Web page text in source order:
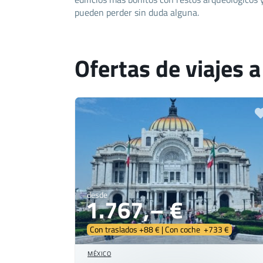
pueden perder sin duda alguna.
Ofertas de viajes
desde
1.767,– €
Con traslados +88 € | Con coche +733 €
MÉXICO